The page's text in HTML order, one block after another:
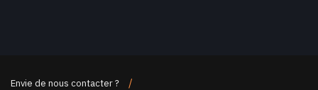
Envie de nous contacter ?